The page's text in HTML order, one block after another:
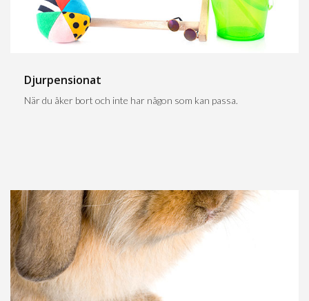
Djurpensionat
När du åker bort och inte har någon som kan passa.